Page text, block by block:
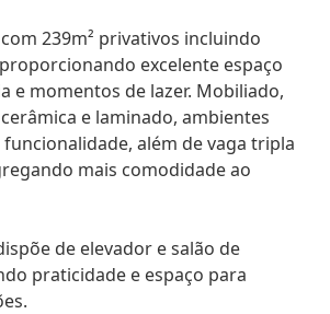
239m² privativos incluindo
excelente espaço
e momentos de lazer. Mobiliado,
e laminado, ambientes
além de vaga tripla
mais comodidade ao
de elevador e salão de
praticidade e espaço para